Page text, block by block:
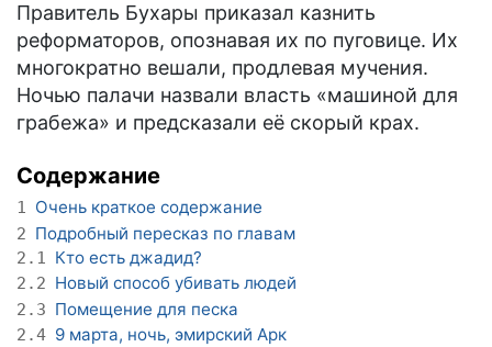
Правитель Бухары приказал казнить
реформаторов, опознавая их по пуговице. Их
многократно вешали, продлевая мучения.
Ночью палачи назвали власть «машиной для
грабежа» и предсказали её скорый крах.
Содержание
1 Очень краткое содержание
2 Подробный пересказ по главам
2.1 Кто есть джадид?
2.2 Новый способ убивать людей
2.3 Помещение для песка
2.4 9 марта, ночь, эмирский Арк